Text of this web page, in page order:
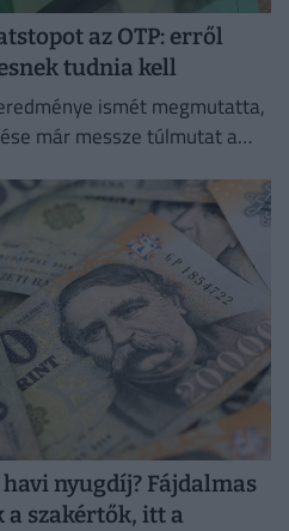
az OTP: erről
tudnia kell
ismét megmutatta,
már messze túlmutat a
havi nyugdíj? Fájdalmas
szakértők, itt a